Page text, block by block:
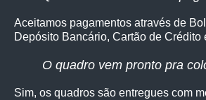
Aceitamos pagamentos através de
Depósito Bancário, Cartão de Crédito
O quadro vem pronto pra
Sim, os quadros são entregues com